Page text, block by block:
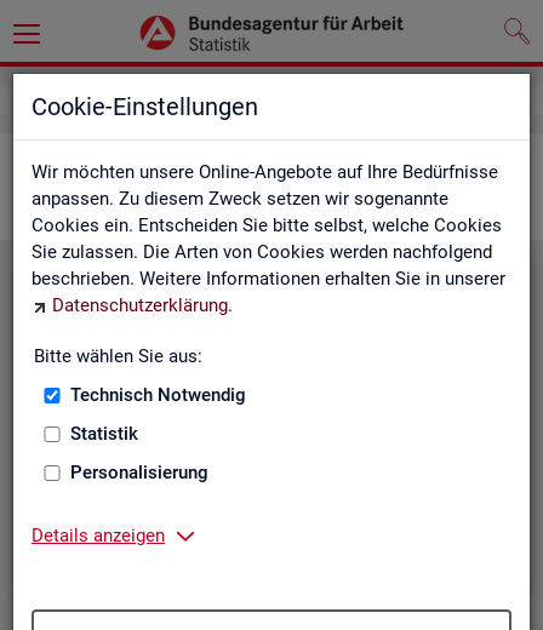
Cookie-Einstellungen
Wir möchten unsere Online-Angebote auf Ihre Bedürfnisse
anpassen. Zu diesem Zweck setzen wir sogenannte
Cookies ein. Entscheiden Sie bitte selbst, welche Cookies
Sie zulassen. Die Arten von Cookies werden nachfolgend
beschrieben. Weitere Informationen erhalten Sie in unserer
Datenschutzerklärung.
Bitte wählen Sie aus:
Technisch Notwendig
Statistik
Personalisierung
Details anzeigen
Ar­beits­markt im Über­blick
Eck­wer­te Ar­beits­markt
Eck­wer­te Ar­beits­markt